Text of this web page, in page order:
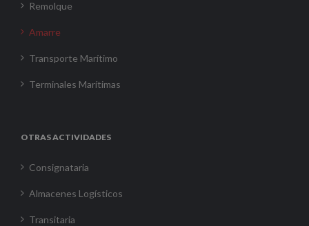
Remolque
Amarre
Transporte Marítimo
Terminales Marítimas
OTRAS ACTIVIDADES
Consignataria
Almacenes Logísticos
Transitaria